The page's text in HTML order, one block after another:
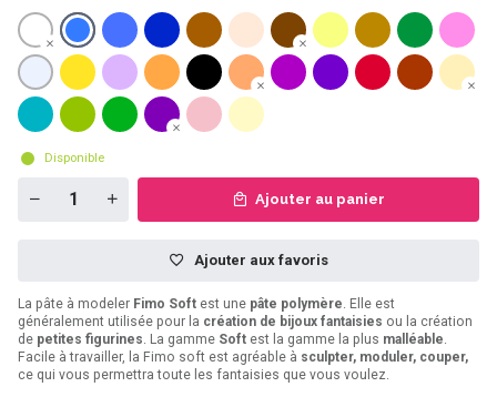
Disponible
Ajouter au panier
Ajouter aux favoris
La pâte à modeler Fimo Soft est une pâte polymère. Elle est
généralement utilisée pour la création de bijoux fantaisies ou la création
de petites figurines. La gamme Soft est la gamme la plus malléable.
Facile à travailler, la Fimo soft est agréable à sculpter, moduler, couper,
ce qui vous permettra toute les fantaisies que vous voulez.